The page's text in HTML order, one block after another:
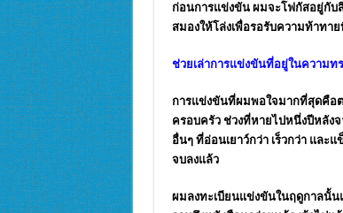
ก่อนการแข่งขัน ผมจะโฟกัสอยู่กับ
สมองให้โล่งเพื่อรอรับความท้าทา
ช่วยเล่าการแข่งขันที่อยู่ในความท
การแข่งขันที่ผมพอใจมากที่สุดคือ
ครอบครัว ช่วงที่หายไปหนึ่งปีหลัง
อื่นๆ ที่อ่อนเยาว์กว่า เร็วกว่า แล
จบลงแล้ว
ผมลงทะเบียนแข่งขันในฤดูกาลนั้